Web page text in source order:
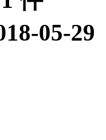
05-29